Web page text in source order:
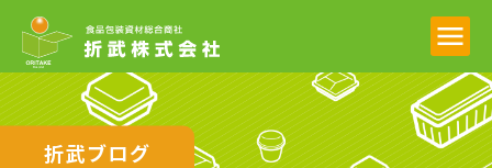
折武ブログ